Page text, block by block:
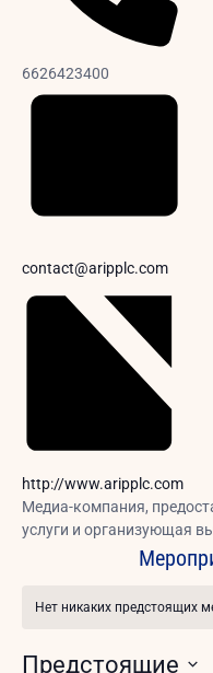
Phone
6626423400
Email
contact@aripplc.com
Website
http://www.aripplc.com
Медиа-компания,
услуги и организующая
Заметка
Нет никаких предстоящих
Предстоящие